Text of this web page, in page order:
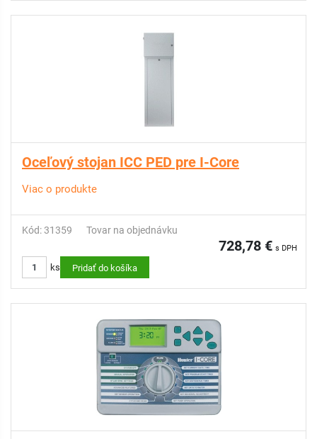
Oceľový stojan ICC PED pre I-Core
Viac o produkte
Kód: 31359 Tovar na objednávku
728,78 € s DPH
ks Pridať do košíka